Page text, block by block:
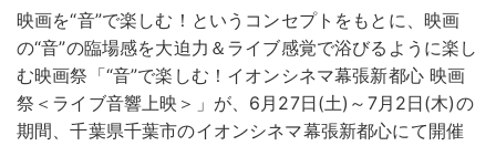
映画を“音”で楽しむ！というコンセプトをもとに、映画
の“音”の臨場感を大迫力＆ライブ感覚で浴びるように楽し
む映画祭「“音”で楽しむ！イオンシネマ幕張新都心 映画
祭＜ライブ音響上映＞」が、6月27日(土)～7月2日(木)の
期間、千葉県千葉市のイオンシネマ幕張新都心にて開催